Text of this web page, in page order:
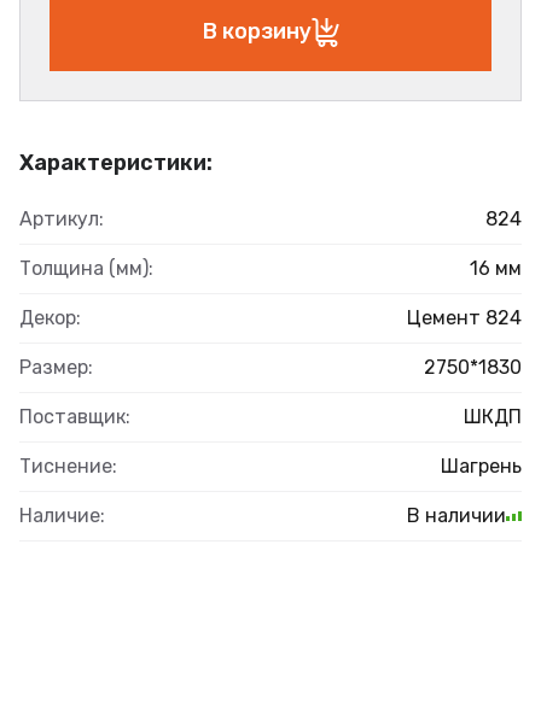
Характеристики:
Артикул: 824
Толщина (мм): 16 мм
Декор: Цемент 824
Размер: 2750*1830
Поставщик: ШКДП
Тиснение: Шагрень
Наличие: В наличии
В корзину